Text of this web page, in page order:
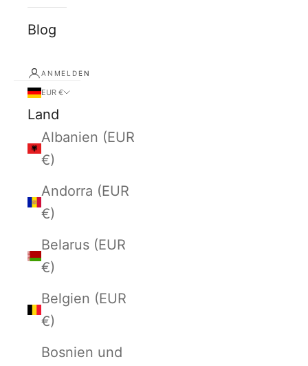
Blog
ANMELDEN
EUR €
Land
Albanien (EUR
€)
Andorra (EUR
€)
Belarus (EUR
€)
Belgien (EUR
€)
Bosnien und